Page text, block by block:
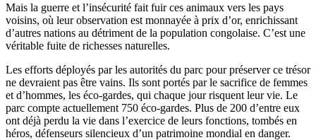
Mais la guerre et l’insécurité fait fuir ces animaux vers les pays
voisins, où leur observation est monnayée à prix d’or, enrichissant
d’autres nations au détriment de la population congolaise. C’est une
véritable fuite de richesses naturelles.
Les efforts déployés par les autorités du parc pour préserver ce trésor
ne devraient pas être vains. Ils sont portés par le sacrifice de femmes
et d’hommes, les éco-gardes, qui chaque jour risquent leur vie. Le
parc compte actuellement 750 éco-gardes. Plus de 200 d’entre eux
ont déjà perdu la vie dans l’exercice de leurs fonctions, tombés en
héros, défenseurs silencieux d’un patrimoine mondial en danger.